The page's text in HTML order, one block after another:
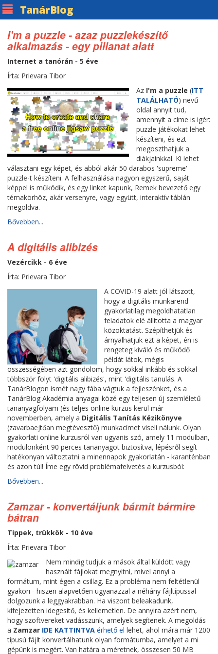
TanárBlog
I'm a puzzle - azaz puzzlekészítő
alkalmazás - egy pillanat alatt
Internet a tanórán - 5 éve
Írta: Prievara Tibor
Az I'm a puzzle (ITT
TALÁLHATÓ) nevű
oldal annyit tud,
amennyit a címe is igér:
puzzle játékokat lehet
készíteni, és ezt
megoszthatjuk a
diákjainkkal. Ki lehet
választani egy képet, és abból akár 50 darabos 'supreme'
puzzle-t készíteni. A felhasználása nagyon egyszerű, saját
képpel is működik, és egy linket kapunk, Remek bevezető egy
témakörhöz, akár versenyre, vagy együtt, interaktív táblán
megoldva.
Bővebben...
A digitális alibizés
Vezércikk - 6 éve
Írta: Prievara Tibor
A COVID-19 alatt jól látszott,
hogy a digitális munkarend
gyakorlatilag megoldhatatlan
feladatok elé állította a magyar
közoktatást. Szépíthetjük és
árnyalhatjuk ezt a képet, én is
rengeteg kiváló és működő
példát látok, mégis
összességében azt gondolom, hogy sokkal inkább és sokkal
többször folyt 'digitális alibizés', mint 'digitális tanulás. A
TanárBlogon ismét nagy fába vágtuk a fejleszénket, és a
TanárBlog Akadémia anyagai közé egy teljesen új szemléletű
tananyagfolyam (és teljes online kurzus kerül már
novemberben, amely a Digitális Tanítás Kézikönyve
(zavarbaejtőan megtévesztő) munkacímet viseli nálunk. Olyan
gyakorlati online kurzusról van ugyanis szó, amely 11 modulban,
modulonként 90 perces tananyagot biztosítva, lépésről segít
hatékonyan változtatni a minennapok gyakorlatán - karanténban
és azon túl! Íme egy rövid problémafelvetés a kurzusból:
Bővebben...
Zamzar - konvertáljunk bármit bármire
bátran
Tippek, trükkök - 10 éve
Írta: Prievara Tibor
Nem mindig tudjuk a mások által küldött vagy
használt fájlokat megnyitni, mivel annyi a
formátum, mint égen a csillag. Ez a probléma nem feltétlenül
gyakori - hiszen alapvetően ugyanazzal a néhány fájltípussal
dolgozunk a leggyakrabban. Ha viszont beleakadunk,
kifejezetten idegesítő, és kellemetlen. De annyira azért nem,
hogy szoftvereket vadásszunk, amelyek segítenek. A megoldás
a Zamzar IDE KATTINTVA érhető el lehet, ahol mára már 1200
típusú fájlt konvertálhatunk olyan formátumba, amelyet a mi
gépünk is megért. Van határa a méretnek, összesen 50 MB